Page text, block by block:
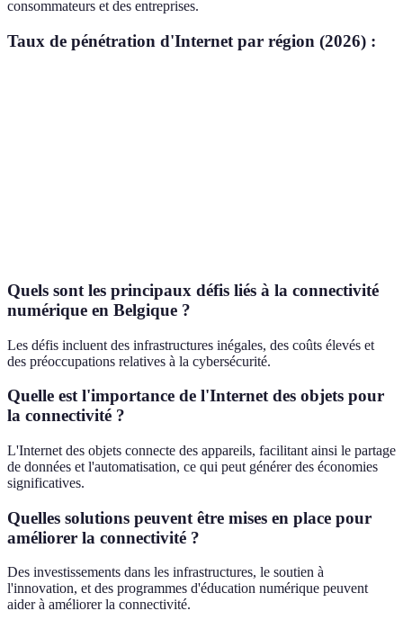
consommateurs et des entreprises.
Taux de pénétration d'Internet par région (2026) :
Quels sont les principaux défis liés à la connectivité
numérique en Belgique ?
Les défis incluent des infrastructures inégales, des coûts élevés et
des préoccupations relatives à la cybersécurité.
Quelle est l'importance de l'Internet des objets pour
la connectivité ?
L'Internet des objets connecte des appareils, facilitant ainsi le partage
de données et l'automatisation, ce qui peut générer des économies
significatives.
Quelles solutions peuvent être mises en place pour
améliorer la connectivité ?
Des investissements dans les infrastructures, le soutien à
l'innovation, et des programmes d'éducation numérique peuvent
aider à améliorer la connectivité.